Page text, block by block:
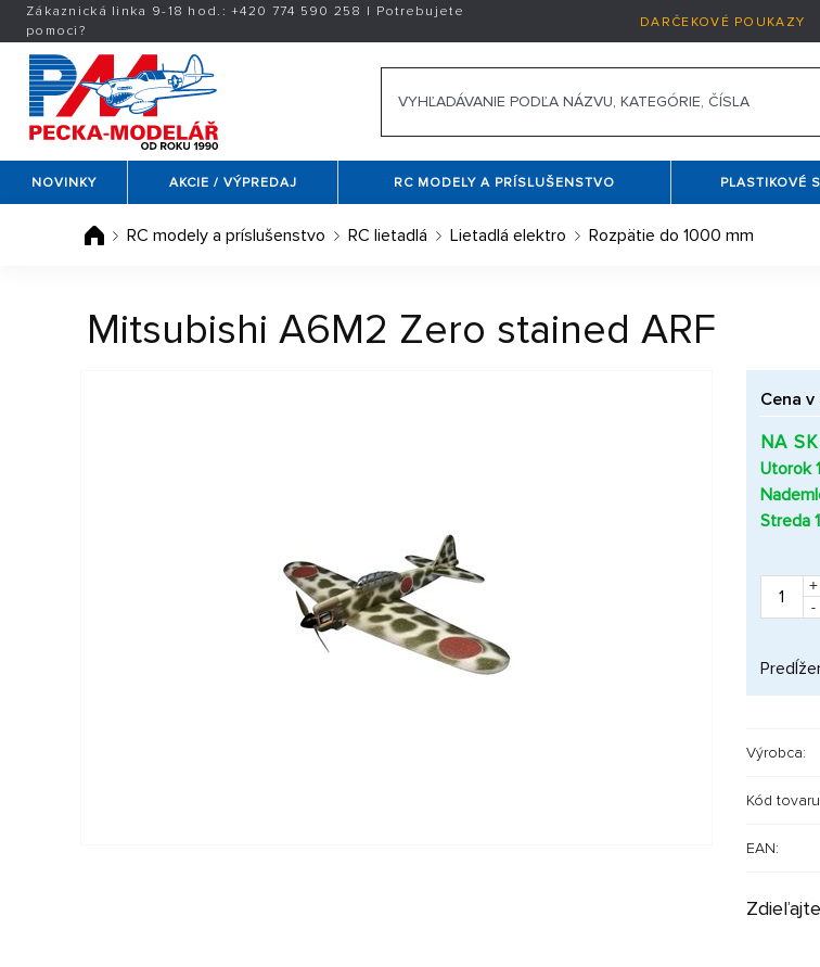
Zákaznická linka 9-18 hod.:+420 774 590 258 | Potrebujete
pomoci?
DARČEKOVÉ POUKAZY
NOVINKY AKCIE / VÝPREDAJ RC MODELY A PRÍSLUŠENSTVO PLASTIKOVÉ
RC modely a príslušenstvo RC lietadlá Lietadlá elektro Rozpätie do 1000 mm
Mitsubishi A6M2 Zero stained ARF
Cena v
NA
Utorok
Streda
+
-
Výrobca:
Kód
EAN: